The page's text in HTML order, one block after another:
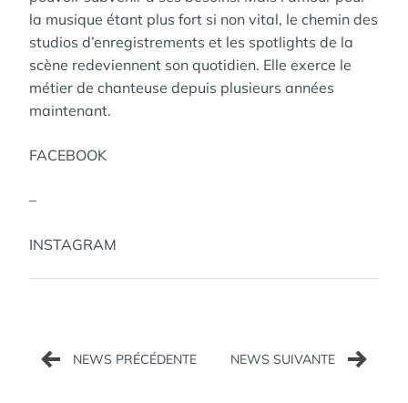
la musique étant plus fort si non vital, le chemin des
studios d’enregistrements et les spotlights de la
scène redeviennent son quotidien. Elle exerce le
métier de chanteuse depuis plusieurs années
maintenant.
FACEBOOK
–
INSTAGRAM
Navigation
de